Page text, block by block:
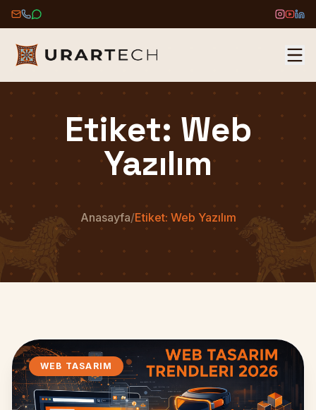
ANASAYFA
HAKKIMIZDA
ÜRÜNLER
PORTFÖY
BLOG
HEMEN ARA
Etiket: Web
Yazılım
Anasayfa/Etiket: Web Yazılım
WEB TASARIM